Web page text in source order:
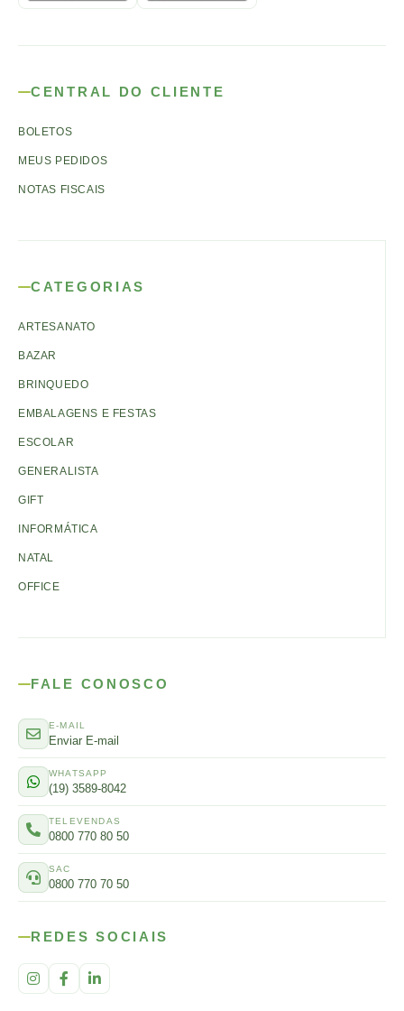
CENTRAL DO CLIENTE
BOLETOS
MEUS PEDIDOS
NOTAS FISCAIS
CATEGORIAS
ARTESANATO
BAZAR
BRINQUEDO
EMBALAGENS E FESTAS
ESCOLAR
GENERALISTA
GIFT
INFORMÁTICA
NATAL
OFFICE
FALE CONOSCO
E-MAIL
Enviar E-mail
WHATSAPP
(19) 3589-8042
TELEVENDAS
0800 770 80 50
SAC
0800 770 70 50
REDES SOCIAIS